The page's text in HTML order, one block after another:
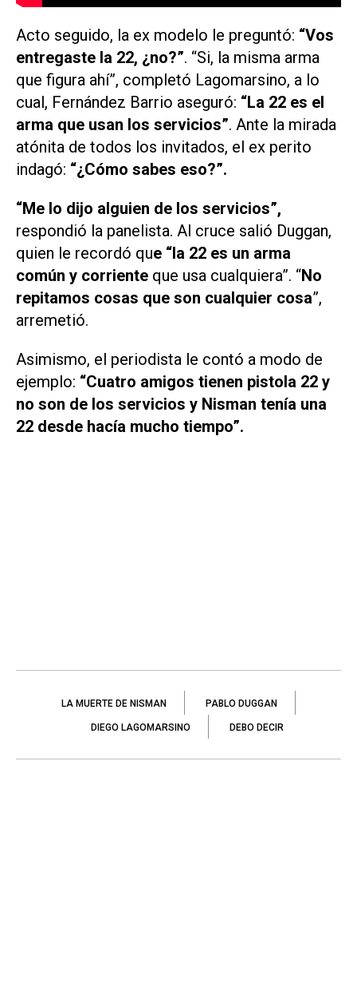
Acto seguido, la ex modelo le preguntó: “Vos
entregaste la 22, ¿no?”. “Si, la misma arma
que figura ahí”, completó Lagomarsino, a lo
cual, Fernández Barrio aseguró: “La 22 es el
arma que usan los servicios”. Ante la mirada
atónita de todos los invitados, el ex perito
indagó: “¿Cómo sabes eso?”.
“Me lo dijo alguien de los servicios”,
respondió la panelista. Al cruce salió Duggan,
quien le recordó que “la 22 es un arma
común y corriente que usa cualquiera”. “No
repitamos cosas que son cualquier cosa”,
arremetió.
Asimismo, el periodista le contó a modo de
ejemplo: “Cuatro amigos tienen pistola 22 y
no son de los servicios y Nisman tenía una
22 desde hacía mucho tiempo”.
LA MUERTE DE NISMAN PABLO DUGGAN
DIEGO LAGOMARSINO DEBO DECIR